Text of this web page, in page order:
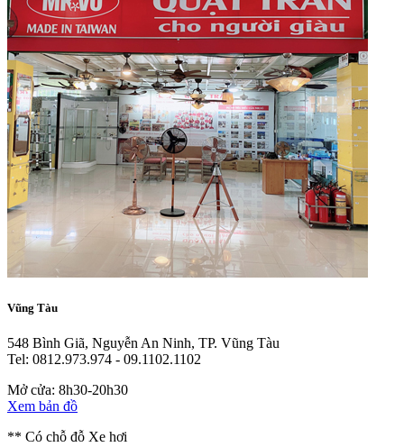
Vũng Tàu
548 Bình Giã, Nguyễn An Ninh, TP. Vũng Tàu
Tel: 0812.973.974 - 09.1102.1102
Mở cửa: 8h30-20h30
Xem bản đồ
** Có chỗ đỗ Xe hơi